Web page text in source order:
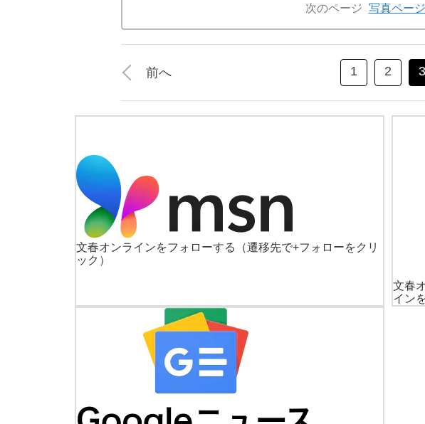
次のページ 写真ペー
前へ 1 2 3
文春オンラインをフォローする
（遷移先で+フォローをクリ
ック）
文春
イン